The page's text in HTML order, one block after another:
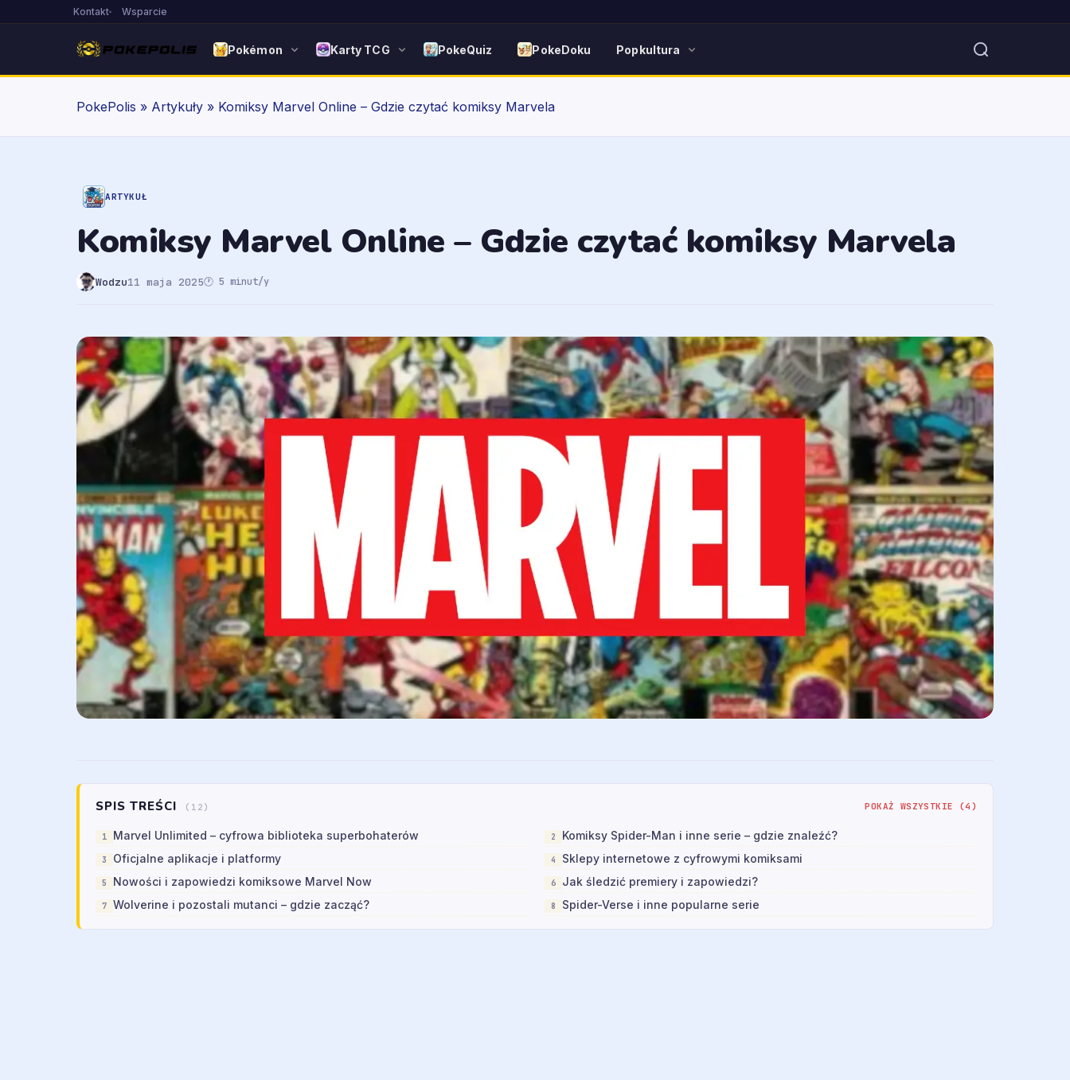
Kontakt Wsparcie
Pokémon Karty TCG PokeQuiz PokeDoku Popkultura
PokePolis » Artykuły » Komiksy Marvel Online – Gdzie czytać komiksy Marvela
ARTYKUŁ
Komiksy Marvel Online – Gdzie czytać komiksy Marvela
Wodzu11 maja 2025🕐 5 minut/y
SPIS TREŚCI (12) POKAŻ WSZYSTKIE (4)
Marvel Unlimited – cyfrowa biblioteka superbohaterów
Komiksy Spider-Man i inne serie – gdzie znaleźć?
Oficjalne aplikacje i platformy
Sklepy internetowe z cyfrowymi komiksami
Nowości i zapowiedzi komiksowe Marvel Now
Jak śledzić premiery i zapowiedzi?
Wolverine i pozostali mutanci – gdzie zacząć?
Spider-Verse i inne popularne serie